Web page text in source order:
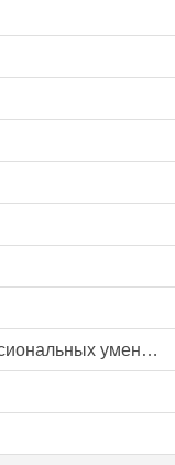
Практика по получению профессиональных умений и опыта профессиональной деятельности